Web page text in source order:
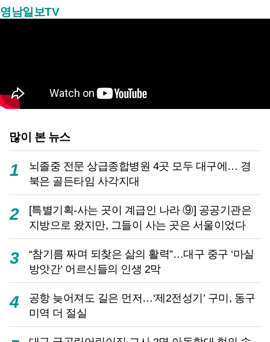
영남일보TV
많이 본 뉴스
1
뇌졸중 전문 상급종합병원 4곳 모두 대구에… 경
북은 골든타임 사각지대
2
[특별기획-사는 곳이 계급인 나라 ⑨] 공공기관은
지방으로 왔지만, 그들이 사는 곳은 서울이었다
3
“참기름 짜며 되찾은 삶의 활력”…대구 중구 ‘마실
방앗간’ 어르신들의 인생 2막
4
공항 늦어져도 길은 먼저…‘제2전성기’ 구미, 동구
미역 더 절실